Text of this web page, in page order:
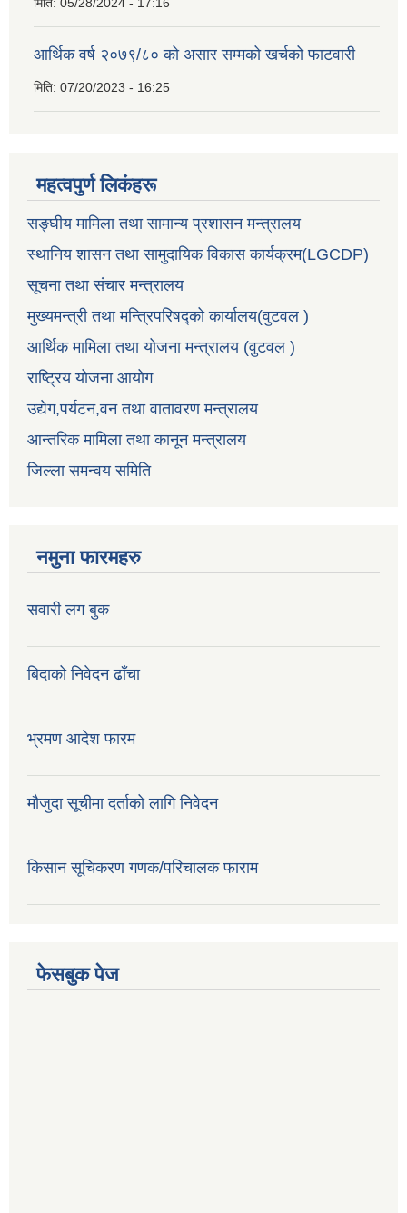
आर्थिक वर्ष २०७९/८० को असार सम्मको खर्चको फाटवारी
मिति: 07/20/2023 - 16:25
महत्वपुर्ण लिकंहरू
सङ्घीय मामिला तथा सामान्य प्रशासन मन्त्रालय
स्थानिय शासन तथा सामुदायिक विकास कार्यक्रम(LGCDP)
सूचना तथा संचार मन्त्रालय
मुख्यमन्त्री तथा मन्त्रिपरिषद्को कार्यालय(वुटवल )
आर्थिक मामिला तथा योजना मन्त्रालय (वुटवल )
राष्ट्रिय योजना आयोग
उद्येग,पर्यटन,वन तथा वातावरण मन्त्रालय
आन्तरिक मामिला तथा कानून मन्त्रालय
जिल्ला समन्वय समिति
नमुना फारमहरु
सवारी लग बुक
बिदाको निवेदन ढाँचा
भ्रमण आदेश फारम
मौजुदा सूचीमा दर्ताको लागि निवेदन
किसान सूचिकरण गणक/परिचालक फाराम
फेसबुक पेज